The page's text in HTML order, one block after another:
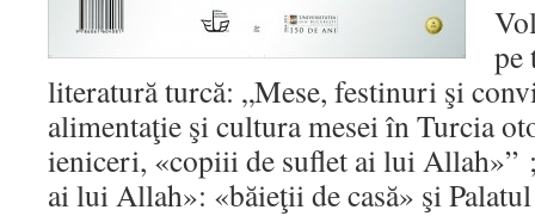
pe
literatură turcă: „Mese, festinuri şi
alimentaţie şi cultura mesei în Turcia
ieniceri, «copiii de suflet ai lui Allah»”
ai lui Allah»: «băieţii de casă» şi